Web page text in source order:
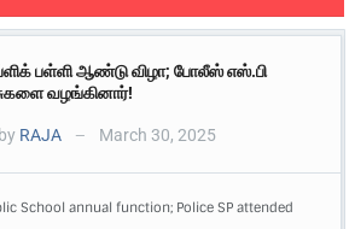
பள்ளி ஆண்டு விழா; போலீஸ் எஸ்.பி
வழங்கினார்!
by RAJA — March 30, 2025
School annual function; Police SP attended